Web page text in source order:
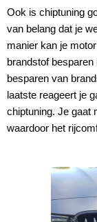
Ook is chiptuning
van belang dat je
manier kan je
brandstof
besparen van
laatste reageert je
chiptuning. Je gaat
waardoor het